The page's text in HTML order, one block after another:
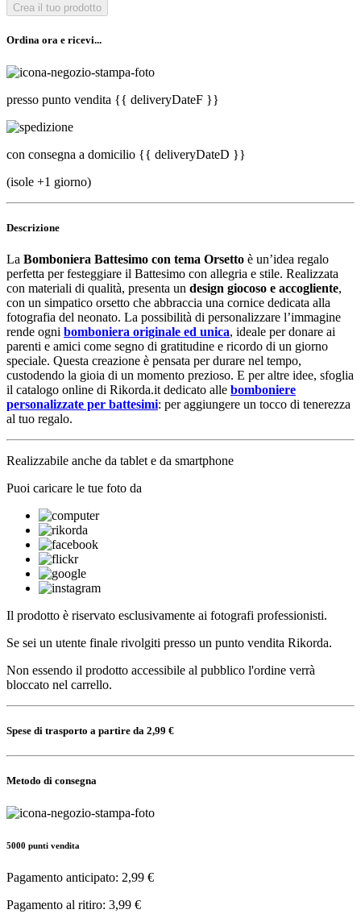
Crea il tuo prodotto
Ordina ora e ricevi...
presso punto vendita {{ deliveryDateF }}
con consegna a domicilio {{ deliveryDateD }}
(isole +1 giorno)
Descrizione
La Bomboniera Battesimo con tema Orsetto è un’idea regalo
perfetta per festeggiare il Battesimo con allegria e stile. Realizzata
con materiali di qualità, presenta un design giocoso e accogliente,
con un simpatico orsetto che abbraccia una cornice dedicata alla
fotografia del neonato. La possibilità di personalizzare l’immagine
rende ogni bomboniera originale ed unica, ideale per donare ai
parenti e amici come segno di gratitudine e ricordo di un giorno
speciale. Questa creazione è pensata per durare nel tempo,
custodendo la gioia di un momento prezioso. E per altre idee, sfoglia
il catalogo online di Rikorda.it dedicato alle bomboniere
personalizzate per battesimi: per aggiungere un tocco di tenerezza
al tuo regalo.
Realizzabile anche da tablet e da smartphone
Puoi caricare le tue foto da
Il prodotto è riservato esclusivamente ai fotografi professionisti.
Se sei un utente finale rivolgiti presso un punto vendita Rikorda.
Non essendo il prodotto accessibile al pubblico l'ordine verrà
bloccato nel carrello.
Spese di trasporto a partire da 2,99 €
Metodo di consegna
5000 punti vendita
Pagamento anticipato: 2,99 €
Pagamento al ritiro: 3,99 €